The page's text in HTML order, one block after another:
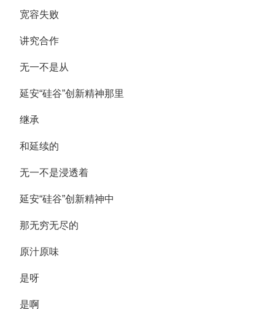
宽容失败
讲究合作
无一不是从
延安“硅谷”创新精神那里
继承
和延续的
无一不是浸透着
延安“硅谷”创新精神中
那无穷无尽的
原汁原味
是呀
是啊